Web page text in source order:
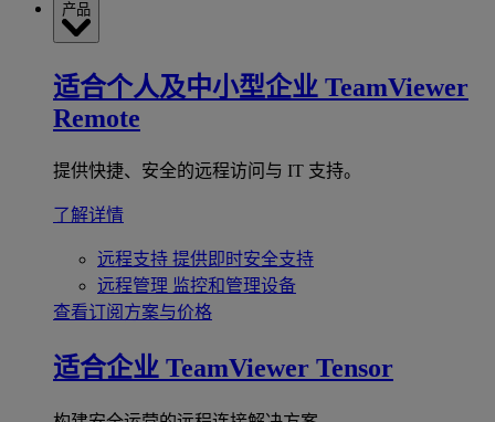
产品
适合个人及中小型企业 TeamViewer
Remote
提供快捷、安全的远程访问与 IT 支持。
了解详情
远程支持 提供即时安全支持
远程管理 监控和管理设备
查看订阅方案与价格
适合企业 TeamViewer Tensor